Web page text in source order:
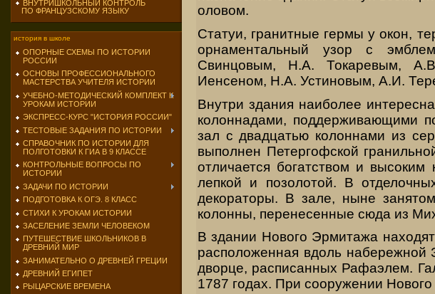
ВНУТРИШКОЛЬНЫЙ КОНТРОЛЬ
ПО ФРАНЦУЗСКОМУ ЯЗЫКУ
история в школе
ОПОРНЫЕ СХЕМЫ ПО ИСТОРИИ
РОССИИ
ОСНОВЫ ПРОФЕССИОНАЛЬНОГО
МАСТЕРСТВА УЧИТЕЛЯ ИСТОРИИ
УЧЕБНО-МЕТОДИЧЕСКИЙ КОМПЛЕКТ К
УРОКАМ ИСТОРИИ
ЭКСПРЕСС-КУРС "ИСТОРИЯ РОССИИ"
ТЕСТОВЫЕ ЗАДАНИЯ ПО ИСТОРИИ
СПРАВОЧНИК ПО ИСТОРИИ ДЛЯ
ПОЛГОТОВКИ К ГИА В 9 КЛАССЕ
КОНТРОЛЬНЫЕ ВОПРОСЫ ПО
ИСТОРИИ
ЗАДАЧИ ПО ИСТОРИИ
ПОДГОТОВКА К ОГЭ. 8 КЛАСС
СТИХИ К УРОКАМ ИСТОРИИ
ЗАСЕЛЕНИЕ ЗЕМЛИ ЧЕЛОВЕКОМ
ПУТЕШЕСТВИЕ ШКОЛЬНИКОВ В
ДРЕВНИЙ МИР
ЗАНИМАТЕЛЬНО О ДРЕВНЕЙ ГРЕЦИИ
ДРЕВНИЙ ЕГИПЕТ
РЫЦАРСКИЕ ВРЕМЕНА
оловом.
Статуи, гранитные гермы у окон,
орнаментальный узор с
Свинцовым, Н.А. Токаревым,
Иенсеном, Н.А. Устиновым, А.И.
Внутри здания наиболее
колоннадами, поддерживающими
зал с двадцатью колоннами из
выполнен Петергофской
отличается богатством и
лепкой и позолотой. В
декораторы. В зале, ныне
колонны, перенесенные сюда из
В здании Нового Эрмитажа
расположенная вдоль набережной
дворце, расписанных Рафаэлем.
1787 годах. При сооружении